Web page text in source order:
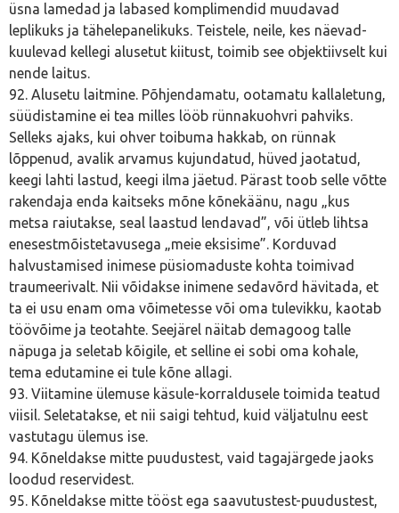
üsna lamedad ja labased komplimendid muudavad
leplikuks ja tähelepanelikuks. Teistele, neile, kes näevad-
kuulevad kellegi alusetut kiitust, toimib see objektiivselt kui
nende laitus.
92. Alusetu laitmine. Põhjendamatu, ootamatu kallaletung,
süüdistamine ei tea milles lööb rünnakuohvri pahviks.
Selleks ajaks, kui ohver toibuma hakkab, on rünnak
lõppenud, avalik arvamus kujundatud, hüved jaotatud,
keegi lahti lastud, keegi ilma jäetud. Pärast toob selle võtte
rakendaja enda kaitseks mõne kõnekäänu, nagu „kus
metsa raiutakse, seal laastud lendavad”, või ütleb lihtsa
enesestmõistetavusega „meie eksisime”. Korduvad
halvustamised inimese püsiomaduste kohta toimivad
traumeerivalt. Nii võidakse inimene sedavõrd hävitada, et
ta ei usu enam oma võimetesse või oma tulevikku, kaotab
töövõime ja teotahte. Seejärel näitab demagoog talle
näpuga ja seletab kõigile, et selline ei sobi oma kohale,
tema edutamine ei tule kõne allagi.
93. Viitamine ülemuse käsule-korraldusele toimida teatud
viisil. Seletatakse, et nii saigi tehtud, kuid väljatulnu eest
vastutagu ülemus ise.
94. Kõneldakse mitte puudustest, vaid tagajärgede jaoks
loodud reservidest.
95. Kõneldakse mitte tööst ega saavutustest-puudustest,